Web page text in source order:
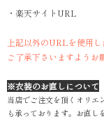
・楽天サイトURL
上記以外のURLを使用
ご了承下さいますようお
※衣装のお直しについて
当店でご注文を頂くオリエ
も承っております。お直